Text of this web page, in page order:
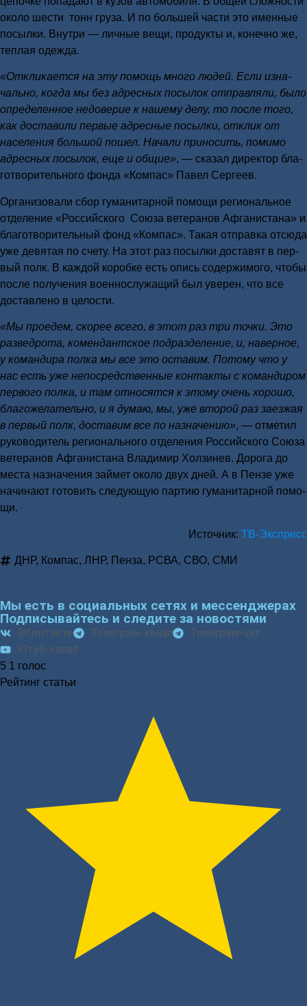
око­ло шести тонн гру­за. И по боль­шей части это имен­ные
посыл­ки. Внут­ри — лич­ные вещи, про­дук­ты и, конеч­но же,
теп­лая одеж­да.
«Откли­ка­ет­ся на эту помощь мно­го людей. Если изна­
чаль­но, когда мы без адрес­ных посы­лок отправ­ля­ли, было
опре­де­лен­ное недо­ве­рие к наше­му делу, то после того,
как доста­ви­ли пер­вые адрес­ные посыл­ки, отклик от
насе­ле­ния боль­шой пошел. Нача­ли при­но­сить, поми­мо
адрес­ных посы­лок, еще и общие», — ска­зал дирек­тор бла­
го­тво­ри­тель­но­го фон­да «Ком­пас» Павел Сер­ге­ев.
Орга­ни­зо­ва­ли сбор гума­ни­тар­ной помо­щи реги­о­наль­ное
отде­ле­ние «Рос­сий­ско­го Сою­за вете­ра­нов Афга­ни­ста­на» и
бла­го­тво­ри­тель­ный фонд «Ком­пас». Такая отправ­ка отсю­да
уже девя­тая по сче­ту. На этот раз посыл­ки доста­вят в пер­
вый полк. В каж­дой короб­ке есть опись содер­жи­мо­го, что­бы
после полу­че­ния воен­но­слу­жа­щий был уве­рен, что все
достав­ле­но в цело­сти.
«Мы про­едем, ско­рее все­го, в этот раз три точ­ки. Это
раз­вед­ро­та, комен­дант­ское под­раз­де­ле­ние, и, навер­ное,
у коман­ди­ра пол­ка мы все это оста­вим. Пото­му что у
нас есть уже непо­сред­ствен­ные кон­так­ты с коман­ди­ром
пер­во­го пол­ка, и там отно­сят­ся к это­му очень хоро­шо,
бла­го­же­ла­тель­но, и я думаю, мы, уже вто­рой раз заез­жая
в пер­вый полк, доста­вим все по назна­че­нию», — отме­тил
руко­во­ди­тель реги­о­наль­но­го отде­ле­ния Рос­сий­ско­го Сою­за
вете­ра­нов Афга­ни­ста­на Вла­ди­мир Хол­зи­нев. Доро­га до
места назна­че­ния зай­мет око­ло двух дней. А в Пен­зе уже
начи­на­ют гото­вить сле­ду­ю­щую пар­тию гума­ни­тар­ной помо­
щи.
Источ­ник: ТВ-Экс­пресс
ДНР, Компас, ЛНР, Пенза, РСВА, СВО, СМИ
Мы есть в социальных сетях и мессенджерах
Подписывайтесь и следите за новостями
ВКонтакте Телеграм-канал
Телеграм-чат
Ютуб-канал
5 1 голос
Рейтинг статьи